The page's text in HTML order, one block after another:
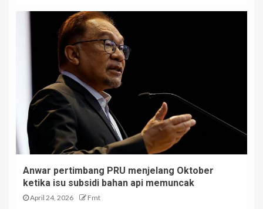
Anwar pertimbang PRU menjelang Oktober
ketika isu subsidi bahan api memuncak
April 24, 2026 Fmt